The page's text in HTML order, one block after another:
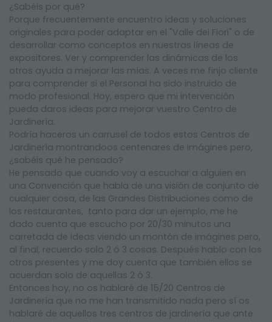
¿Sabéis por qué?
Porque frecuentemente encuentro ideas y soluciones
originales para poder adaptar en el "Valle dei Fiori" o de
desarrollar como conceptos en nuestras líneas de
expositores. Ver y comprender las dinámicas de los
otros ayuda a mejorar las mías. A veces me finjo cliente
para comprender si el Personal ha sido instruido de
modo profesional. Hoy, espero que mi intervención
pueda daros ideas para mejorar vuestro Centro de
Jardinería.
Podría haceros un carrusel de todos estos Centros de
Jardinería montrandoos centenares de imágines pero,
¿sabéis qué he pensado?
He pensado que cuando voy a escuchar a alguien en
una Convención que habla de una visión de conjunto de
cualquier cosa, de las Grandes Distribuciones como de
los restaurantes, tanto para dar un ejemplo, me he
dado cuenta que escucho por 20/30 minutos una
carretada de ideas viendo un montón de imágines pero,
al final, recuerdo solo 2 ó 3 cosas. Después hablo con los
otros presentes y me doy cuenta que también ellos se
acuerdan solo de aquellas 2 ó 3.
Entonces hoy, no os hablaré de 15/20 Centros de
Jardinería que no me han transmitido nada pero sí os
hablaré de aquellos tres centros de jardinería que ante